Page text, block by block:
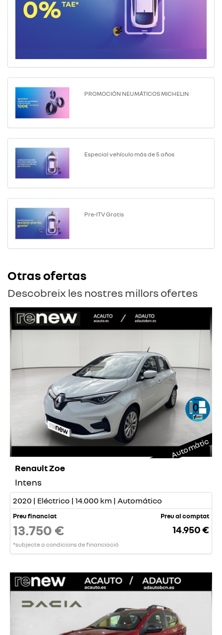
PROMOCIÓN NEUMÁTICOS MICHELIN
Especial vehículo más de 5 años
Pre-ITV Gratis
Otras ofertas
Descobreix les nostres millors ofertes
Automàtic
Renault Zoe
Intens
2020 | Eléctrico | 14.000 km | Automático
Preu financiat
13.750 €
*subjecte a condicions de financiació
Preu al comptat
14.950 €